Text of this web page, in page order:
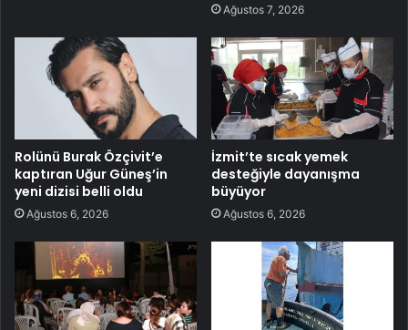
Ağustos 7, 2026
Rolünü Burak Özçivit’e
kaptıran Uğur Güneş’in
yeni dizisi belli oldu
Ağustos 6, 2026
İzmit’te sıcak yemek
desteğiyle dayanışma
büyüyor
Ağustos 6, 2026